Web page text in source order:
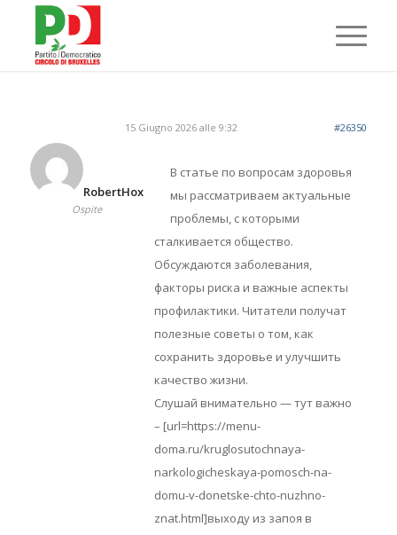
15 Giugno 2026 alle 9:32 #26350
RobertHox
Ospite
В статье по вопросам здоровья
мы рассматриваем актуальные
проблемы, с которыми
сталкивается общество.
Обсуждаются заболевания,
факторы риска и важные аспекты
профилактики. Читатели получат
полезные советы о том, как
сохранить здоровье и улучшить
качество жизни.
Слушай внимательно — тут важно
– [url=https://menu-
doma.ru/kruglosutochnaya-
narkologicheskaya-pomosch-na-
domu-v-donetske-chto-nuzhno-
znat.html]выходу из запоя в